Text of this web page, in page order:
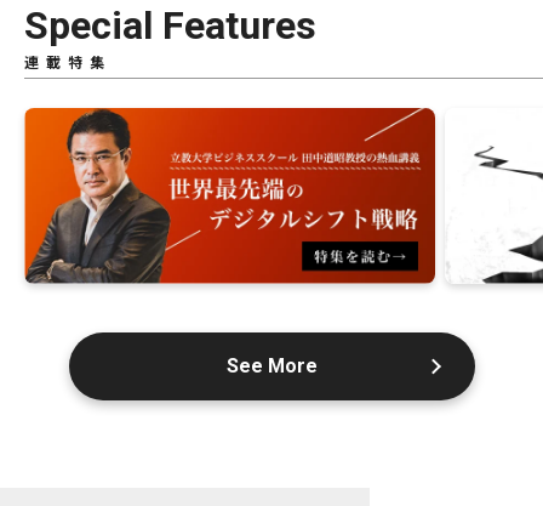
Special Features
連載特集
See More